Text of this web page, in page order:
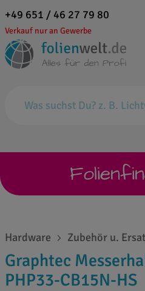
+49 651 / 46 27 79 80
Verkauf nur an Gewerbe
Hardware Zubehör u.
Graphtec
PHP33-CB15N-HS